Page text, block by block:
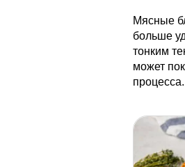
Мясные
больше
тонким
может
процесса.